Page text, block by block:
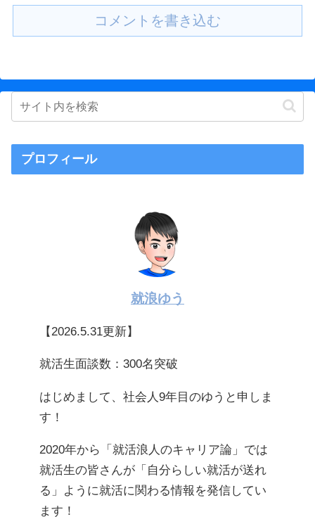
コメントを書き込む
プロフィール
就浪ゆう
【2026.5.31更新】
就活生面談数：300名突破
はじめまして、社会人9年目のゆうと申しま
す！
2020年から「就活浪人のキャリア論」では
就活生の皆さんが「自分らしい就活が送れ
る」ように就活に関わる情報を発信してい
ます！